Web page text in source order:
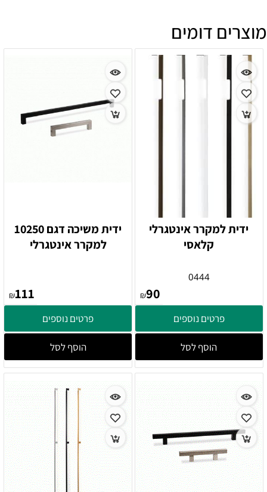
מוצרים דומים
ידית למקרר אינטגרלי
קלאסי
0444
₪90
פרטים נוספים
הוסף לסל
ידית משיכה דגם 10250
למקרר אינטגרלי
₪111
פרטים נוספים
הוסף לסל